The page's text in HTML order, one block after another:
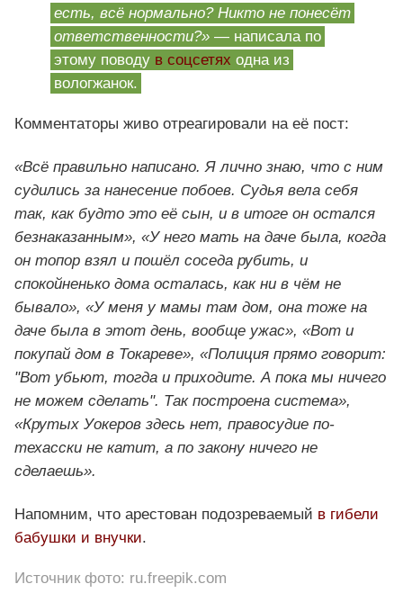
есть, всё нормально? Никто не понесёт
ответственности?» — написала по
этому поводу в соцсетях одна из
вологжанок.
Комментаторы живо отреагировали на её пост:
«Всё правильно написано. Я лично знаю, что с ним
судились за нанесение побоев. Судья вела себя
так, как будто это её сын, и в итоге он остался
безнаказанным», «У него мать на даче была, когда
он топор взял и пошёл соседа рубить, и
спокойненько дома осталась, как ни в чём не
бывало», «У меня у мамы там дом, она тоже на
даче была в этот день, вообще ужас», «Вот и
покупай дом в Токареве», «Полиция прямо говорит:
"Вот убьют, тогда и приходите. А пока мы ничего
не можем сделать". Так построена система»,
«Крутых Уокеров здесь нет, правосудие по-
техасски не катит, а по закону ничего не
сделаешь».
Напомним, что арестован подозреваемый в гибели
бабушки и внучки.
Источник фото: ru.freepik.com